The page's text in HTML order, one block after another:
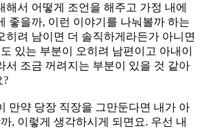
해서 어떻게 조언을 해주고 가정 내에
좋을까, 이런 이야기를 나눠볼까 하는
히려 남이면 더 솔직하게라든가 아니면
있는 부분이 오히려 남편이고 아내이
서 조금 꺼려지는 부분이 있을 것 같아
?
만약 당장 직장을 그만둔다면 내가 아
, 이렇게 생각하시게 되면요. 우선 내